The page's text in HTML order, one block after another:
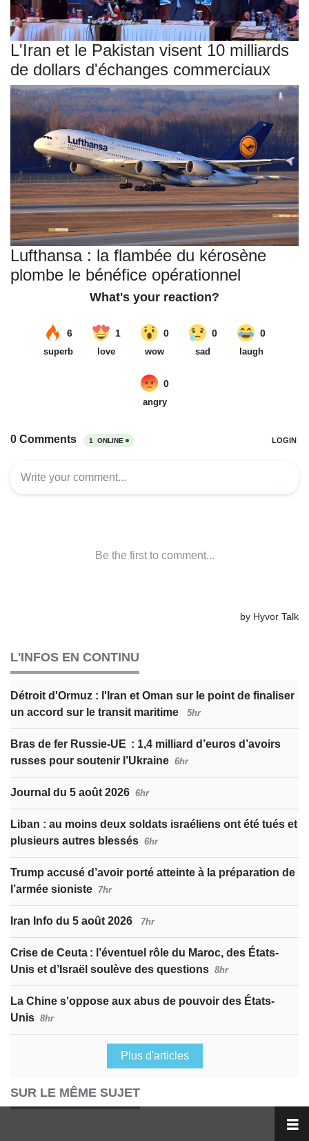
L'Iran et le Pakistan visent 10 milliards
de dollars d'échanges commerciaux
Lufthansa : la flambée du kérosène
plombe le bénéfice opérationnel
L'INFOS EN CONTINU
Détroit d'Ormuz : l'Iran et Oman sur le point de finaliser
un accord sur le transit maritime
5hr
Bras de fer Russie-UE : 1,4 milliard d’euros d’avoirs
russes pour soutenir l’Ukraine 6hr
Journal du 5 août 2026 6hr
Liban : au moins deux soldats israéliens ont été tués et
plusieurs autres blessés 6hr
Trump accusé d’avoir porté atteinte à la préparation de
l’armée sioniste 7hr
Iran Info du 5 août 2026 7hr
Crise de Ceuta : l’éventuel rôle du Maroc, des États-
Unis et d’Israël soulève des questions 8hr
La Chine s'oppose aux abus de pouvoir des États-
Unis 8hr
Plus d'articles
SUR LE MÊME SUJET